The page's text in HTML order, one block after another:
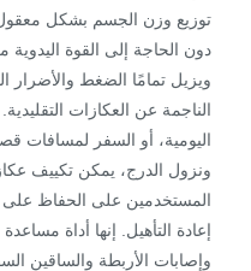
توزيع وزن الجسم بشكل معقول
دون الحاجة إلى القوة
ويزيل تمامًا الضغط والأضرار
الناجمة عن العكازات
اليومية، أو السفر لمسافات
ونزول الدرج، يمكن تكييف
المستخدمين على الحفاظ على
إعادة التأهيل. إنها أداة
وإصابات الأربطة والساقين